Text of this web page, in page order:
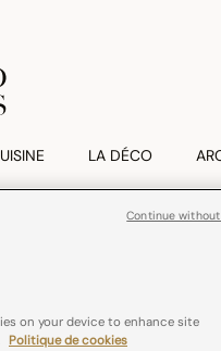
LA DÉCO
on your device to enhance site
Politique de cookies
Continue